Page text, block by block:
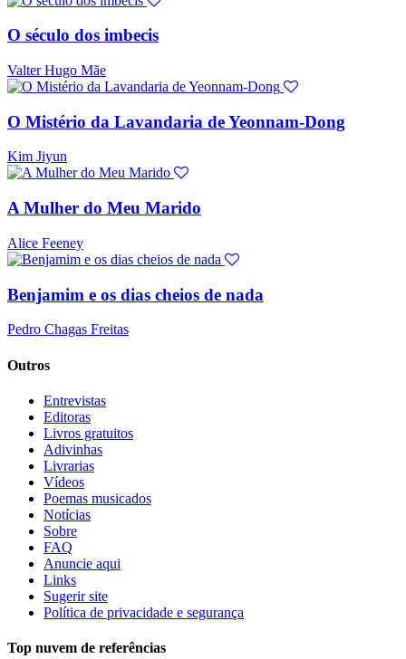
O século dos imbecis
Valter Hugo Mãe
O Mistério da Lavandaria de Yeonnam-Dong
Kim Jiyun
A Mulher do Meu Marido
Alice Feeney
Benjamim e os dias cheios de nada
Pedro Chagas Freitas
Outros
Entrevistas
Editoras
Livros gratuitos
Adivinhas
Livrarias
Vídeos
Poemas musicados
Notícias
Sobre
FAQ
Anuncie aqui
Links
Sugerir site
Política de privacidade e segurança
Top nuvem de referências